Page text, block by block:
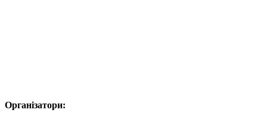
Організатори: